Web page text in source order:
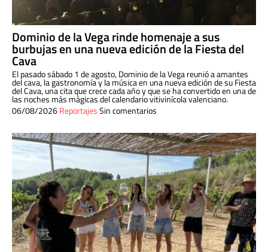
Dominio de la Vega rinde homenaje a sus
burbujas en una nueva edición de la Fiesta del
Cava
El pasado sábado 1 de agosto, Dominio de la Vega reunió a amantes
del cava, la gastronomía y la música en una nueva edición de su Fiesta
del Cava, una cita que crece cada año y que se ha convertido en una de
las noches más mágicas del calendario vitivinícola valenciano.
06/08/2026ReportajesSin comentarios